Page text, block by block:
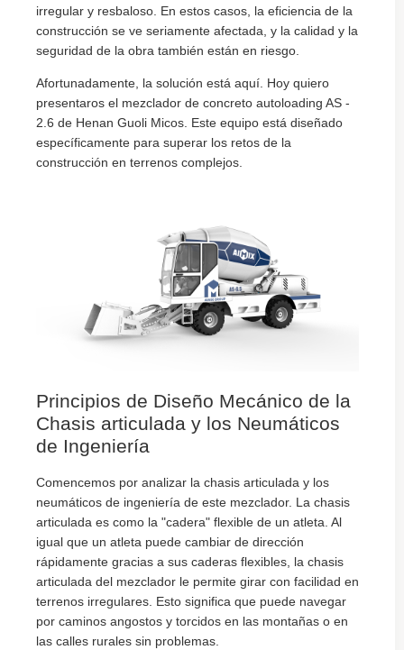
irregular y resbaloso. En estos casos, la eficiencia de la
construcción se ve seriamente afectada, y la calidad y la
seguridad de la obra también están en riesgo.
Afortunadamente, la solución está aquí. Hoy quiero
presentaros el mezclador de concreto autoloading AS -
2.6 de Henan Guoli Micos. Este equipo está diseñado
específicamente para superar los retos de la
construcción en terrenos complejos.
Principios de Diseño Mecánico de la
Chasis articulada y los Neumáticos
de Ingeniería
Comencemos por analizar la chasis articulada y los
neumáticos de ingeniería de este mezclador. La chasis
articulada es como la "cadera" flexible de un atleta. Al
igual que un atleta puede cambiar de dirección
rápidamente gracias a sus caderas flexibles, la chasis
articulada del mezclador le permite girar con facilidad en
terrenos irregulares. Esto significa que puede navegar
por caminos angostos y torcidos en las montañas o en
las calles rurales sin problemas.